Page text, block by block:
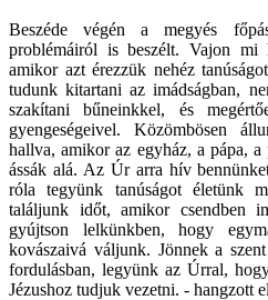
Beszéde végén a megyés
problémáiról is beszélt. Vajon mi
amikor azt érezzük nehéz
tudunk kitartani az imádságban,
szakítani bűneinkkel, és
gyengeségeivel. Közömbösen
hallva, amikor az egyház, a pápa,
ássák alá. Az Úr arra hív
róla tegyünk tanúságot életünk
találjunk időt, amikor csendben
gyújtson lelkünkben, hogy
kovászaivá váljunk. Jönnek a
fordulásban, legyünk az Úrral,
Jézushoz tudjuk vezetni. - hangzott